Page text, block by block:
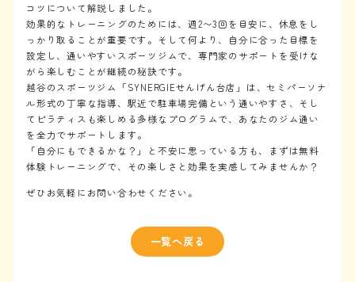
コツについて解説しました。
効果的なトレーニングのためには、週2〜3回を目安に、休息をし
っかり取ることが重要です。そして何より、自分に合った目標を
設定し、通いやすいスポーツジムで、専門家のサポートを受けな
がら楽しむことが継続の秘訣です。
越谷のスポーツジム「SYNERGIEせんげん台店」は、セミパーソナ
ル形式の丁寧な指導、駅近で駐車場完備という通いやすさ、そし
てピラティスも楽しめる多様なプログラムで、あなたのジム通い
を全力でサポートします。
「自分にもできるかな？」と不安に思っている方も、まずは無料
体験トレーニングで、その楽しさと効果を実感してみませんか？
ぜひお気軽にお問い合わせください。
一覧へ戻る